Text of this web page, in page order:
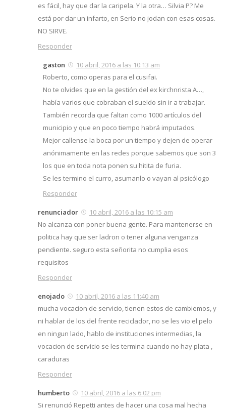
es fácil, hay que dar la caripela. Y la otra… Silvia P? Me
está por dar un infarto, en Serio no jodan con esas cosas.
NO SIRVE.
Responder
gaston
10 abril, 2016 a las 10:13 am
Roberto, como operas para el cusifai.
No te olvides que en la gestión del ex kirchnrista A…,
había varios que cobraban el sueldo sin ir a trabajar.
También recorda que faltan como 1000 artículos del
municipio y que en poco tiempo habrá imputados.
Mejor callense la boca por un tiempo y dejen de operar
anónimamente en las redes porque sabemos que son 3
los que en toda nota ponen su hitita de furia.
Se les termino el curro, asumanlo o vayan al psicólogo
Responder
renunciador
10 abril, 2016 a las 10:15 am
No alcanza con poner buena gente. Para mantenerse en
politica hay que ser ladron o tener alguna venganza
pendiente. seguro esta señorita no cumplia esos
requisitos
Responder
enojado
10 abril, 2016 a las 11:40 am
mucha vocacion de servicio, tienen estos de cambiemos, y
ni hablar de los del frente reciclador, no se les vio el pelo
en ningun lado, hablo de instituciones intermedias, la
vocacion de servicio se les termina cuando no hay plata ,
caraduras
Responder
humberto
10 abril, 2016 a las 6:02 pm
Si renunció Repetti antes de hacer una cosa mal hecha